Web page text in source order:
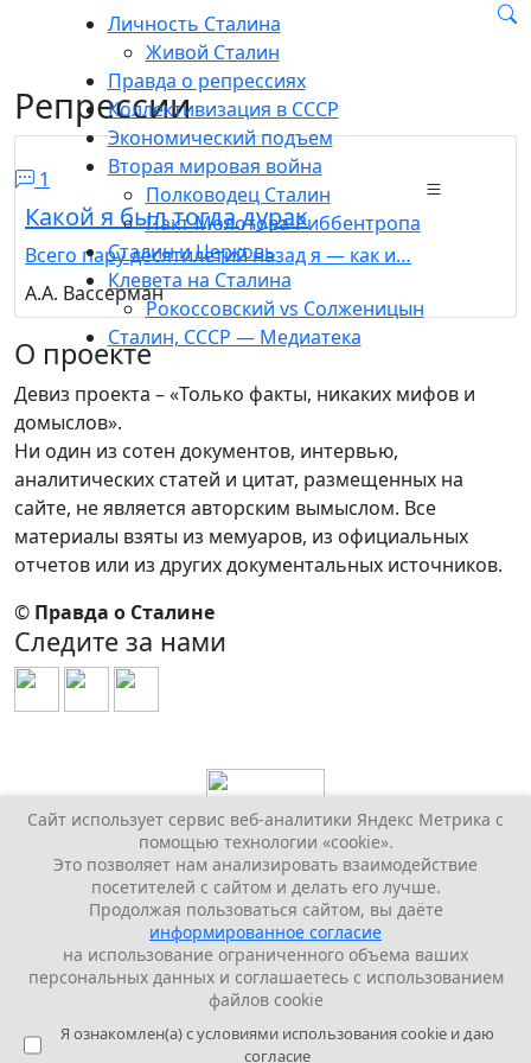
Личность Сталина
Живой Сталин
Правда о репрессиях
Коллективизация в СССР
Экономический подъем
Вторая мировая война
Полководец Сталин
Пакт Молотова-Риббентропа
Сталин и Церковь
Клевета на Сталина
Рокоссовский vs Солженицын
Сталин, СССР — Медиатека
Репрессии
1
Какой я был тогда дурак
Всего пару десятилетий назад я — как и…
А.А. Вассерман
О проекте
Девиз проекта – «Только факты, никаких мифов и
домыслов».
Ни один из сотен документов, интервью,
аналитических статей и цитат, размещенных на
сайте, не является авторским вымыслом. Все
материалы взяты из мемуаров, из официальных
отчетов или из других документальных источников.
© Правда о Сталине
Следите за нами
Сайт использует сервис веб-аналитики Яндекс Метрика с
помощью технологии «cookie».
Это позволяет нам анализировать взаимодействие
посетителей с сайтом и делать его лучше.
Продолжая пользоваться сайтом, вы даёте
информированное согласие
на использование ограниченного объема ваших
персональных данных и соглашаетесь с использованием
файлов cookie
Я ознакомлен(а) с условиями использования cookie и даю
согласие